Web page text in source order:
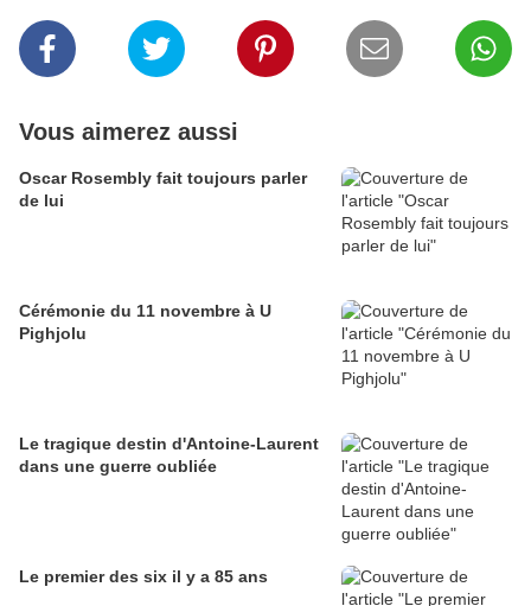
Vous aimerez aussi
Oscar Rosembly fait toujours parler
de lui
Cérémonie du 11 novembre à U
Pighjolu
Le tragique destin d'Antoine-Laurent
dans une guerre oubliée
Le premier des six il y a 85 ans